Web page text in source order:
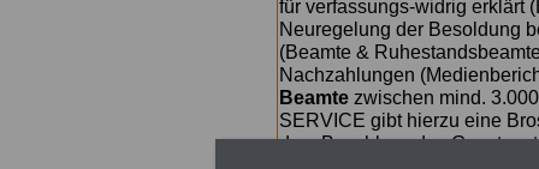
für verfassungs-widrig erklärt
Neuregelung der Besoldung
(Beamte &
Nachzahlungen
Beamte zwischen mind.
SERVICE gibt hierzu eine
dem Beschluss des